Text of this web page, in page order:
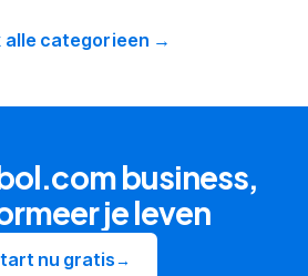
alle categorieen →
business,
je leven
nu gratis→